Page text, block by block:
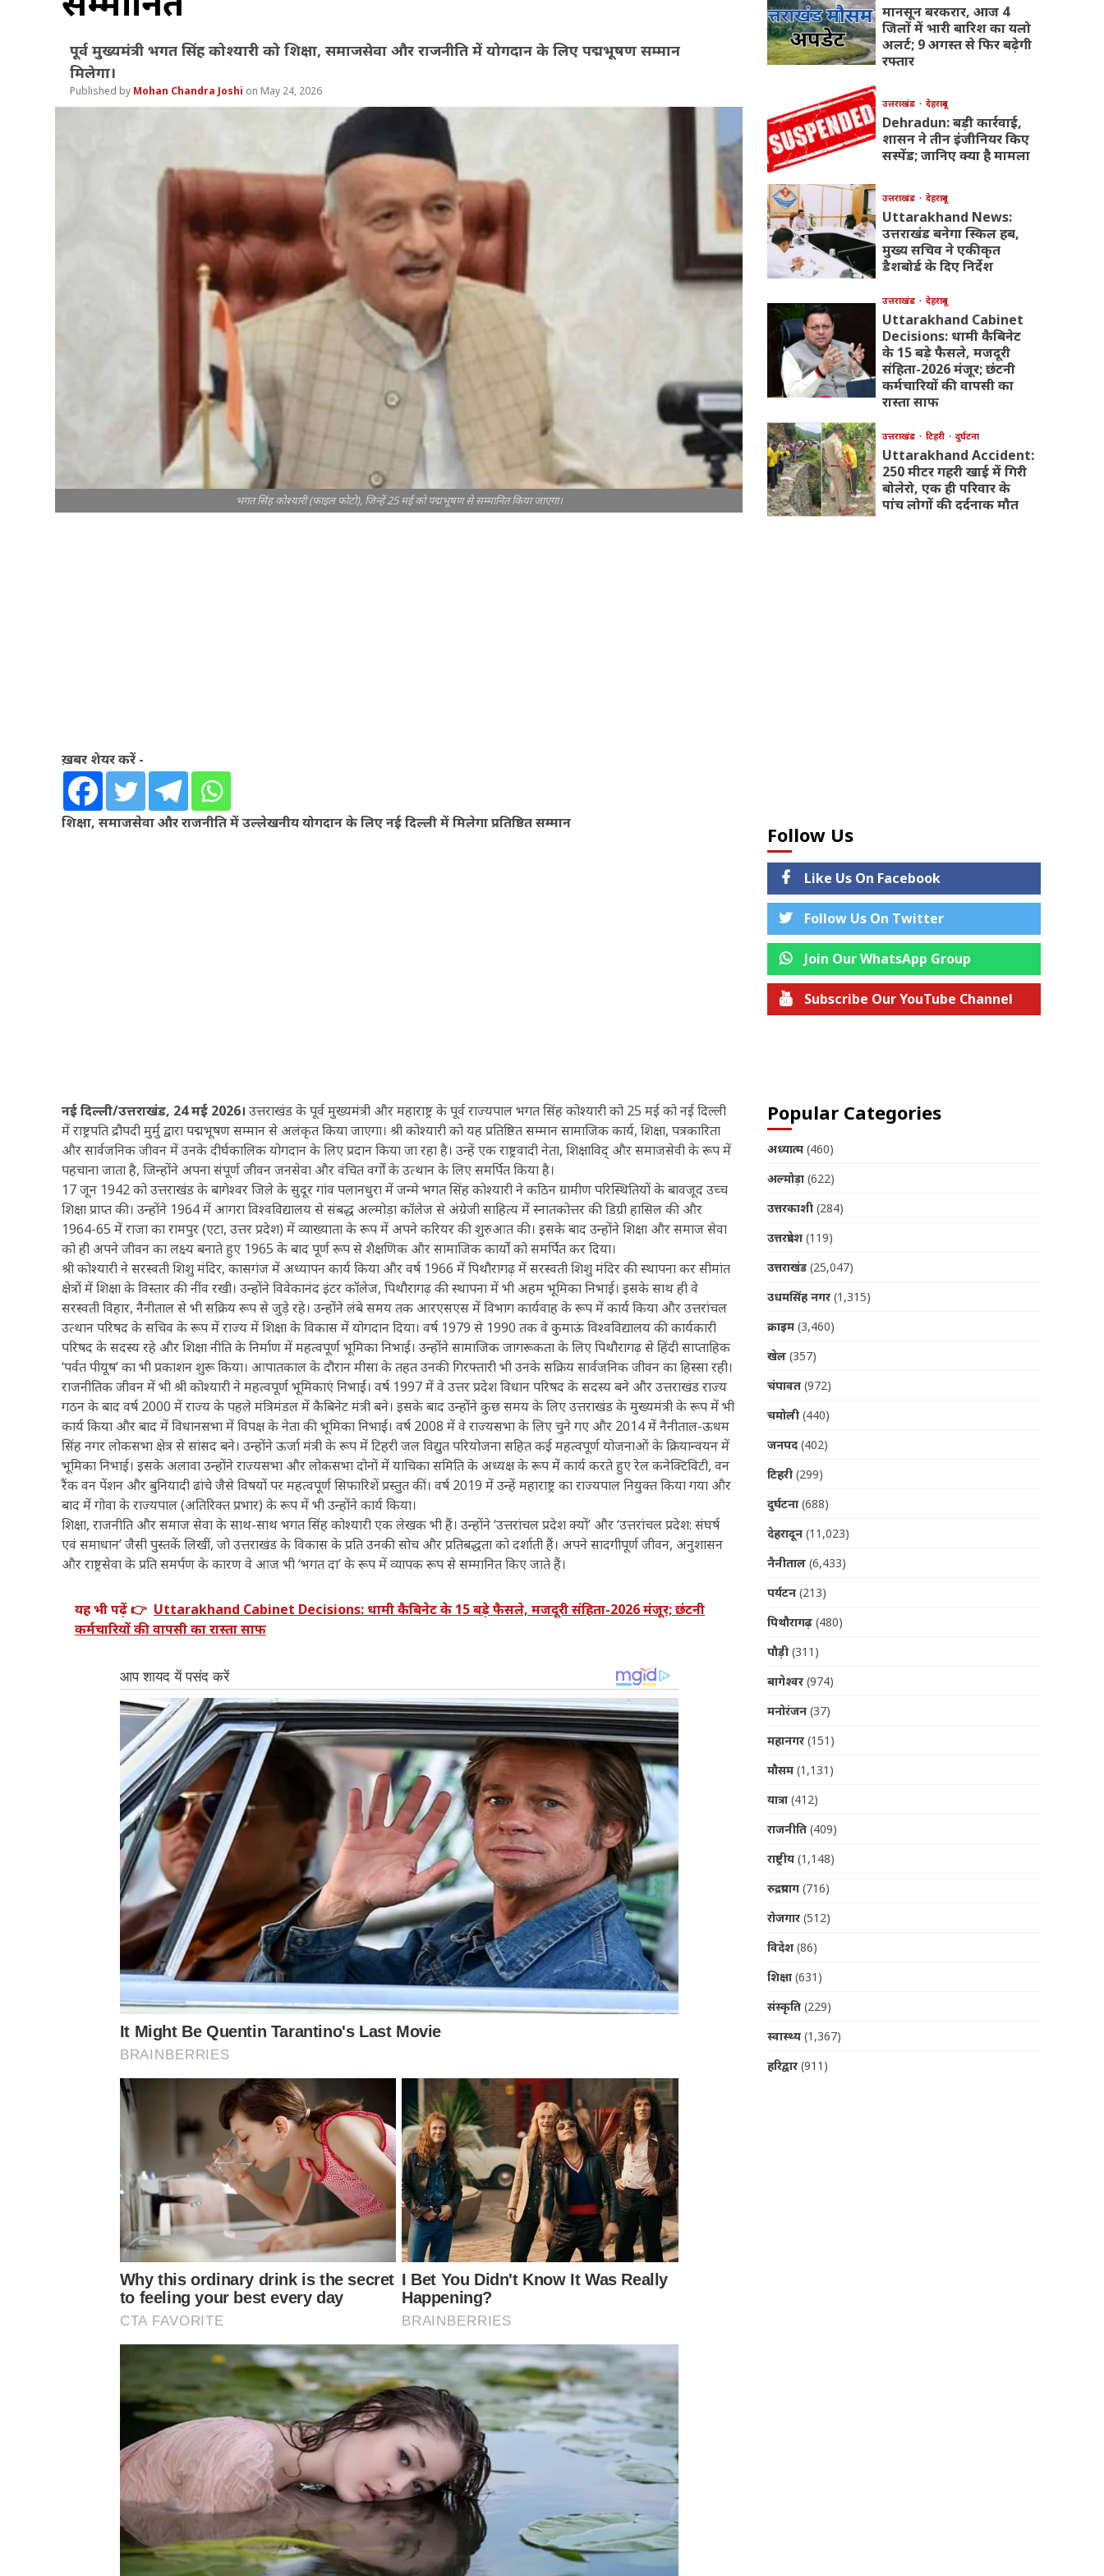
पूर्व मुख्यमंत्री भगत सिंह कोश्यारी को शिक्षा, समाजसेवा और राजनीति में योगदान के लिए पद्मभूषण सम्मान
मिलेगा।
Mohan Chandra Joshi May 24, 2026
भगत सिंह कोश्यारी (फाइल फोटो), जिन्हें 25 मई को पद्मभूषण से सम्मानित किया जाएगा।
ख़बर शेयर करें -
शिक्षा, समाजसेवा और राजनीति में उल्लेखनीय योगदान के लिए नई दिल्ली में मिलेगा प्रतिष्ठित सम्मान
नई दिल्ली/उत्तराखंड, 24 मई 2026।उत्तराखंड के पूर्व मुख्यमंत्री और महाराष्ट्र के पूर्व राज्यपाल भगत सिंह कोश्यारी को 25 मई को नई दिल्ली
में राष्ट्रपति द्रौपदी मुर्मु द्वारा पद्मभूषण सम्मान से अलंकृत किया जाएगा। श्री कोश्यारी को यह प्रतिष्ठित सम्मान सामाजिक कार्य, शिक्षा, पत्रकारिता
और सार्वजनिक जीवन में उनके दीर्घकालिक योगदान के लिए प्रदान किया जा रहा है। उन्हें एक राष्ट्रवादी नेता, शिक्षाविद् और समाजसेवी के रूप में
पहचाना जाता है, जिन्होंने अपना संपूर्ण जीवन जनसेवा और वंचित वर्गों के उत्थान के लिए समर्पित किया है।
17 जून 1942 को उत्तराखंड के बागेश्वर जिले के सुदूर गांव पलानधुरा में जन्मे भगत सिंह कोश्यारी ने कठिन ग्रामीण परिस्थितियों के बावजूद उच्च
शिक्षा प्राप्त की। उन्होंने 1964 में आगरा विश्वविद्यालय से संबद्ध अल्मोड़ा कॉलेज से अंग्रेजी साहित्य में स्नातकोत्तर की डिग्री हासिल की और
1964-65 में राजा का रामपुर (एटा, उत्तर प्रदेश) में व्याख्याता के रूप में अपने करियर की शुरुआत की। इसके बाद उन्होंने शिक्षा और समाज सेवा
को ही अपने जीवन का लक्ष्य बनाते हुए 1965 के बाद पूर्ण रूप से शैक्षणिक और सामाजिक कार्यों को समर्पित कर दिया।
श्री कोश्यारी ने सरस्वती शिशु मंदिर, कासगंज में अध्यापन कार्य किया और वर्ष 1966 में पिथौरागढ़ में सरस्वती शिशु मंदिर की स्थापना कर सीमांत
क्षेत्रों में शिक्षा के विस्तार की नींव रखी। उन्होंने विवेकानंद इंटर कॉलेज, पिथौरागढ़ की स्थापना में भी अहम भूमिका निभाई। इसके साथ ही वे
सरस्वती विहार, नैनीताल से भी सक्रिय रूप से जुड़े रहे। उन्होंने लंबे समय तक आरएसएस में विभाग कार्यवाह के रूप में कार्य किया और उत्तरांचल
उत्थान परिषद के सचिव के रूप में राज्य में शिक्षा के विकास में योगदान दिया। वर्ष 1979 से 1990 तक वे कुमाऊं विश्वविद्यालय की कार्यकारी
परिषद के सदस्य रहे और शिक्षा नीति के निर्माण में महत्वपूर्ण भूमिका निभाई। उन्होंने सामाजिक जागरूकता के लिए पिथौरागढ़ से हिंदी साप्ताहिक
‘पर्वत पीयूष’ का भी प्रकाशन शुरू किया। आपातकाल के दौरान मीसा के तहत उनकी गिरफ्तारी भी उनके सक्रिय सार्वजनिक जीवन का हिस्सा रही।
राजनीतिक जीवन में भी श्री कोश्यारी ने महत्वपूर्ण भूमिकाएं निभाईं। वर्ष 1997 में वे उत्तर प्रदेश विधान परिषद के सदस्य बने और उत्तराखंड राज्य
गठन के बाद वर्ष 2000 में राज्य के पहले मंत्रिमंडल में कैबिनेट मंत्री बने। इसके बाद उन्होंने कुछ समय के लिए उत्तराखंड के मुख्यमंत्री के रूप में भी
कार्य किया और बाद में विधानसभा में विपक्ष के नेता की भूमिका निभाई। वर्ष 2008 में वे राज्यसभा के लिए चुने गए और 2014 में नैनीताल-ऊधम
सिंह नगर लोकसभा क्षेत्र से सांसद बने। उन्होंने ऊर्जा मंत्री के रूप में टिहरी जल विद्युत परियोजना सहित कई महत्वपूर्ण योजनाओं के क्रियान्वयन में
भूमिका निभाई। इसके अलावा उन्होंने राज्यसभा और लोकसभा दोनों में याचिका समिति के अध्यक्ष के रूप में कार्य करते हुए रेल कनेक्टिविटी, वन
रैंक वन पेंशन और बुनियादी ढांचे जैसे विषयों पर महत्वपूर्ण सिफारिशें प्रस्तुत कीं। वर्ष 2019 में उन्हें महाराष्ट्र का राज्यपाल नियुक्त किया गया और
बाद में गोवा के राज्यपाल (अतिरिक्त प्रभार) के रूप में भी उन्होंने कार्य किया।
शिक्षा, राजनीति और समाज सेवा के साथ-साथ भगत सिंह कोश्यारी एक लेखक भी हैं। उन्होंने ‘उत्तरांचल प्रदेश क्यों’ और ‘उत्तरांचल प्रदेश: संघर्ष
एवं समाधान’ जैसी पुस्तकें लिखीं, जो उत्तराखंड के विकास के प्रति उनकी सोच और प्रतिबद्धता को दर्शाती हैं। अपने सादगीपूर्ण जीवन, अनुशासन
और राष्ट्रसेवा के प्रति समर्पण के कारण वे आज भी ‘भगत दा’ के रूप में व्यापक रूप से सम्मानित किए जाते हैं।
यह भी पढ़ें 👉 Uttarakhand Cabinet Decisions: धामी कैबिनेट के 15 बड़े फैसले, मजदूरी संहिता-2026 मंजूर; छंटनी
कर्मचारियों की वापसी का रास्ता साफ
मानसून बरकरार, आज 4
जिलों में भारी बारिश का यलो
अलर्ट; 9 अगस्त से फिर बढ़ेगी
रफ्तार
उत्तराखंड देहरादून
Dehradun: बड़ी कार्रवाई,
शासन ने तीन इंजीनियर किए
सस्पेंड; जानिए क्या है मामला
उत्तराखंड देहरादून
Uttarakhand News:
उत्तराखंड बनेगा स्किल हब,
मुख्य सचिव ने एकीकृत
डैशबोर्ड के दिए निर्देश
उत्तराखंड देहरादून
Uttarakhand Cabinet
Decisions: धामी कैबिनेट
के 15 बड़े फैसले, मजदूरी
संहिता-2026 मंजूर; छंटनी
कर्मचारियों की वापसी का
रास्ता साफ
उत्तराखंड टिहरी दुर्घटना
Uttarakhand Accident:
250 मीटर गहरी खाई में गिरी
बोलेरो, एक ही परिवार के
पांच लोगों की दर्दनाक मौत
Follow Us
Like Us On Facebook
Follow Us On Twitter
Join Our WhatsApp Group
Subscribe Our YouTube Channel
Popular Categories
अध्यात्म(460)
अल्मोड़ा(622)
उत्तरकाशी(284)
उत्तरप्रदेश(119)
उत्तराखंड(25,047)
उधमसिंह नगर(1,315)
क्राइम(3,460)
खेल(357)
चंपावत(972)
चमोली(440)
जनपद(402)
टिहरी(299)
दुर्घटना(688)
देहरादून(11,023)
नैनीताल(6,433)
पर्यटन(213)
पिथौरागढ़(480)
पौड़ी(311)
बागेश्वर(974)
मनोरंजन(37)
महानगर(151)
मौसम(1,131)
यात्रा(412)
राजनीति(409)
राष्ट्रीय(1,148)
रुद्रप्रयाग(716)
रोजगार(512)
विदेश(86)
शिक्षा(631)
संस्कृति(229)
स्वास्थ्य(1,367)
हरिद्वार(911)